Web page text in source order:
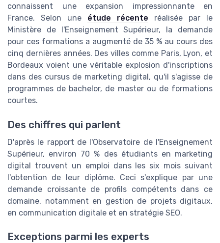
connaissent une expansion impressionnante en
France. Selon une étude récente réalisée par le
Ministère de l'Enseignement Supérieur, la demande
pour ces formations a augmenté de 35 % au cours des
cinq dernières années. Des villes comme Paris, Lyon, et
Bordeaux voient une véritable explosion d'inscriptions
dans des cursus de marketing digital, qu'il s'agisse de
programmes de bachelor, de master ou de formations
courtes.
Des chiffres qui parlent
D'après le rapport de l'Observatoire de l'Enseignement
Supérieur, environ 70 % des étudiants en marketing
digital trouvent un emploi dans les six mois suivant
l'obtention de leur diplôme. Ceci s'explique par une
demande croissante de profils compétents dans ce
domaine, notamment en gestion de projets digitaux,
en communication digitale et en stratégie SEO.
Exceptions parmi les experts